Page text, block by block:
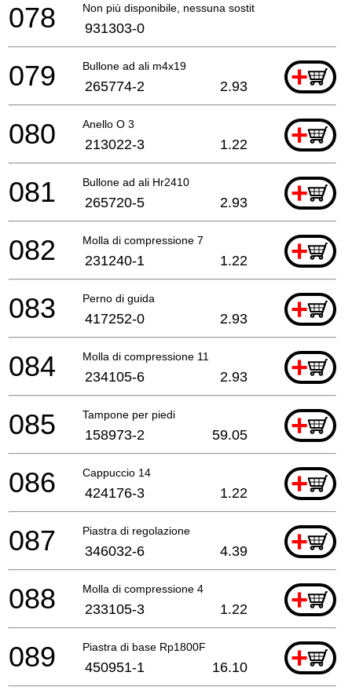
Non più disponibile, nessuna sostituzione
078 931303-0
Bullone ad ali m4x19 +
079 265774-2 2.93
Anello O 3 +
080 213022-3 1.22
Bullone ad ali Hr2410 +
081 265720-5 2.93
Molla di compressione 7 +
082 231240-1 1.22
Perno di guida +
083 417252-0 2.93
Molla di compressione 11 +
084 234105-6 2.93
Tampone per piedi +
085 158973-2 59.05
Cappuccio 14 +
086 424176-3 1.22
Piastra di regolazione +
087 346032-6 4.39
Molla di compressione 4 +
088 233105-3 1.22
Piastra di base Rp1800F +
089 450951-1 16.10